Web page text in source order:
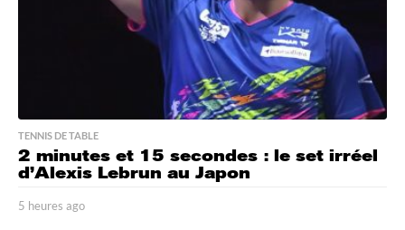
TENNIS DE TABLE
2 minutes et 15 secondes : le set irréel
d’Alexis Lebrun au Japon
5 heures ago